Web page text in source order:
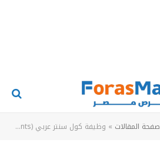
صفحة المقالات » وظيفة كول سنتر عربي (Call Center Agents) – اتصالات مصر